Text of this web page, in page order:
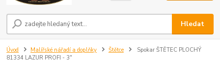
Hledat
Úvod Malířské nářadí a doplňky Štětce
Spokar ŠTĚTEC PLOCHÝ
81334 LAZUR PROFI - 3"